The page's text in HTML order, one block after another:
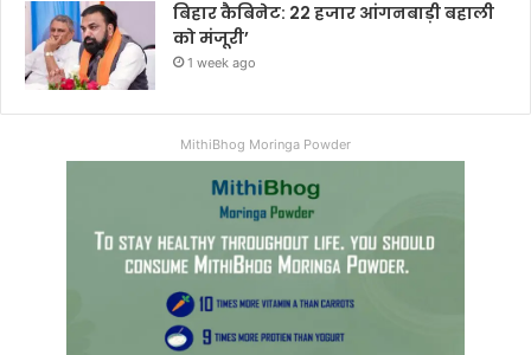
बिहार कैबिनेट: 22 हजार आंगनबाड़ी बहाली
को मंजूरी’
1 week ago
MithiBhog Moringa Powder